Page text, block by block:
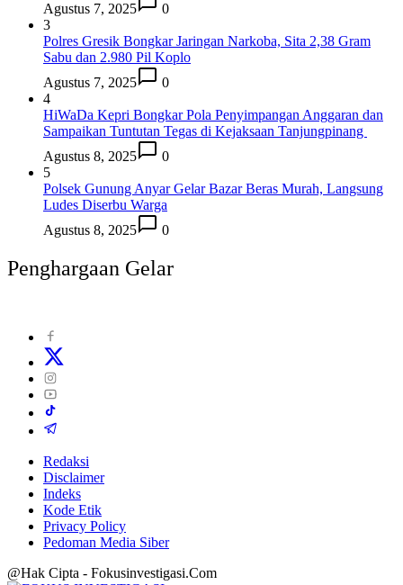
Agustus 7, 2025
0
3
Polres Gresik Bongkar Jaringan Narkoba, Sita 2,38 Gram
Sabu dan 2.980 Pil Koplo
Agustus 7, 2025
0
4
HiWaDa Kepri Bongkar Pola Penyimpangan Anggaran dan
Sampaikan Tuntutan Tegas di Kejaksaan Tanjungpinang
Agustus 8, 2025
0
5
Polsek Gunung Anyar Gelar Bazar Beras Murah, Langsung
Ludes Diserbu Warga
Agustus 8, 2025
0
Penghargaan Gelar
Redaksi
Disclaimer
Indeks
Kode Etik
Privacy Policy
Pedoman Media Siber
@Hak Cipta - Fokusinvestigasi.Com